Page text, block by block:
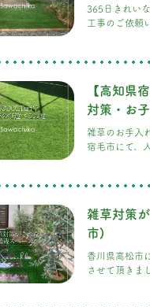
365日きれい
工事のご依頼
れていました
【高知県
対策・お
雑草のお手入
宿毛市にて、
聞こえてきそ
工いたしまし
りにくい遮熱
雑草対策
市)
香川県高松市
させて頂きま